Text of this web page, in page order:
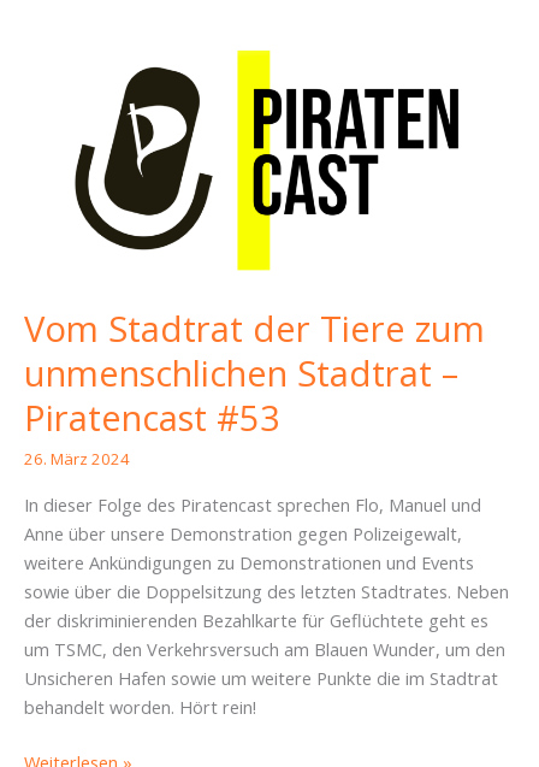
Vom Stadtrat der Tiere zum
unmenschlichen Stadtrat –
Piratencast #53
26. März 2024
In dieser Folge des Piratencast sprechen Flo, Manuel und
Anne über unsere Demonstration gegen Polizeigewalt,
weitere Ankündigungen zu Demonstrationen und Events
sowie über die Doppelsitzung des letzten Stadtrates. Neben
der diskriminierenden Bezahlkarte für Geflüchtete geht es
um TSMC, den Verkehrsversuch am Blauen Wunder, um den
Unsicheren Hafen sowie um weitere Punkte die im Stadtrat
behandelt worden. Hört rein!
Vom
Weiterlesen »